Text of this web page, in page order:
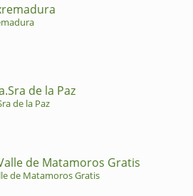
de la Paz
de la Paz
de Matamoros Gratis
de Matamoros Gratis